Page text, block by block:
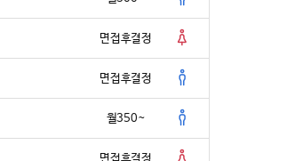
면접후결정
면접후결정
월350~